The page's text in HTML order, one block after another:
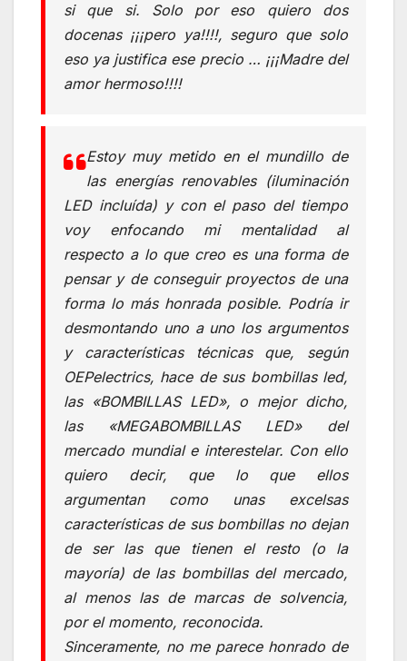
si que si. Solo por eso quiero dos
docenas ¡¡¡pero ya!!!!, seguro que solo
eso ya justifica ese precio … ¡¡¡Madre del
amor hermoso!!!!
Estoy muy metido en el mundillo de
las energías renovables (iluminación
LED incluída) y con el paso del tiempo
voy enfocando mi mentalidad al
respecto a lo que creo es una forma de
pensar y de conseguir proyectos de una
forma lo más honrada posible. Podría ir
desmontando uno a uno los argumentos
y características técnicas que, según
OEPelectrics, hace de sus bombillas led,
las «BOMBILLAS LED», o mejor dicho,
las «MEGABOMBILLAS LED» del
mercado mundial e interestelar. Con ello
quiero decir, que lo que ellos
argumentan como unas excelsas
características de sus bombillas no dejan
de ser las que tienen el resto (o la
mayoría) de las bombillas del mercado,
al menos las de marcas de solvencia,
por el momento, reconocida.
Sinceramente, no me parece honrado de